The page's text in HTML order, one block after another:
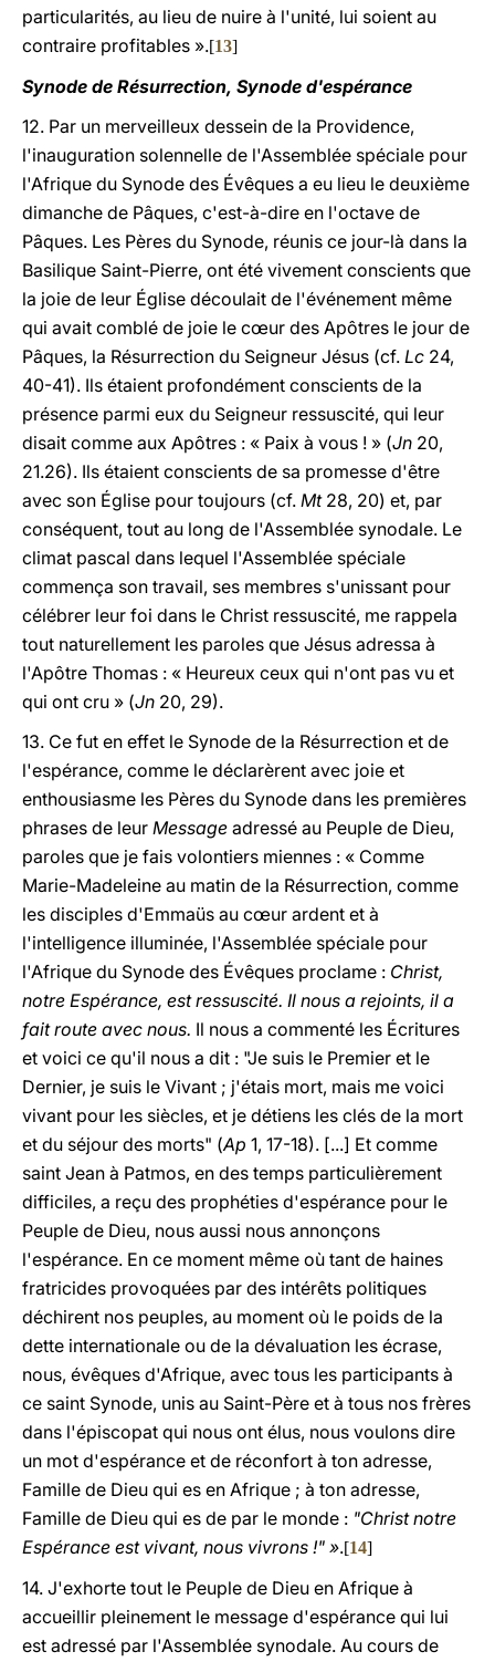
particularités, au lieu de nuire à l'unité, lui soient au
contraire profitables ».[13]
Synode de Résurrection, Synode d'espérance
12. Par un merveilleux dessein de la Providence,
l'inauguration solennelle de l'Assemblée spéciale pour
l'Afrique du Synode des Évêques a eu lieu le deuxième
dimanche de Pâques, c'est-à-dire en l'octave de
Pâques. Les Pères du Synode, réunis ce jour-là dans la
Basilique Saint-Pierre, ont été vivement conscients que
la joie de leur Église découlait de l'événement même
qui avait comblé de joie le cœur des Apôtres le jour de
Pâques, la Résurrection du Seigneur Jésus (cf. Lc 24,
40-41). Ils étaient profondément conscients de la
présence parmi eux du Seigneur ressuscité, qui leur
disait comme aux Apôtres : « Paix à vous ! » (Jn 20,
21.26). Ils étaient conscients de sa promesse d'être
avec son Église pour toujours (cf. Mt28, 20) et, par
conséquent, tout au long de l'Assemblée synodale. Le
climat pascal dans lequel l'Assemblée spéciale
commença son travail, ses membres s'unissant pour
célébrer leur foi dans le Christ ressuscité, me rappela
tout naturellement les paroles que Jésus adressa à
l'Apôtre Thomas : « Heureux ceux qui n'ont pas vu et
qui ont cru » (Jn 20, 29).
13. Ce fut en effet le Synode de la Résurrection et de
l'espérance, comme le déclarèrent avec joie et
enthousiasme les Pères du Synode dans les premières
phrases de leur Message adressé au Peuple de Dieu,
paroles que je fais volontiers miennes : « Comme
Marie-Madeleine au matin de la Résurrection, comme
les disciples d'Emmaüs au cœur ardent et à
l'intelligence illuminée, l'Assemblée spéciale pour
l'Afrique du Synode des Évêques proclame : Christ,
notre Espérance, est ressuscité. Il nous a rejoints, il a
fait route avec nous. Il nous a commenté les Écritures
et voici ce qu'il nous a dit : "Je suis le Premier et le
Dernier, je suis le Vivant ; j'étais mort, mais me voici
vivant pour les siècles, et je détiens les clés de la mort
et du séjour des morts" (Ap 1, 17-18). [...] Et comme
saint Jean à Patmos, en des temps particulièrement
difficiles, a reçu des prophéties d'espérance pour le
Peuple de Dieu, nous aussi nous annonçons
l'espérance. En ce moment même où tant de haines
fratricides provoquées par des intérêts politiques
déchirent nos peuples, au moment où le poids de la
dette internationale ou de la dévaluation les écrase,
nous, évêques d'Afrique, avec tous les participants à
ce saint Synode, unis au Saint-Père et à tous nos frères
dans l'épiscopat qui nous ont élus, nous voulons dire
un mot d'espérance et de réconfort à ton adresse,
Famille de Dieu qui es en Afrique ; à ton adresse,
Famille de Dieu qui es de par le monde : "Christ notre
Espérance est vivant, nous vivrons !" ».[14]
14. J'exhorte tout le Peuple de Dieu en Afrique à
accueillir pleinement le message d'espérance qui lui
est adressé par l'Assemblée synodale. Au cours de